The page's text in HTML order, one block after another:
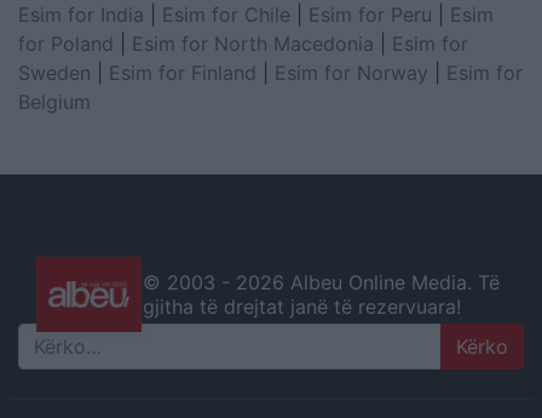
Esim for India
Esim for Chile Esim for Peru
Esim
for Poland
Esim for North Macedonia
Esim for
Sweden
Esim for Finland Esim for Norway
Esim for
Belgium
© 2003 - 2026 Albeu Online Media. Të
gjitha të drejtat janë të rezervuara!
Search